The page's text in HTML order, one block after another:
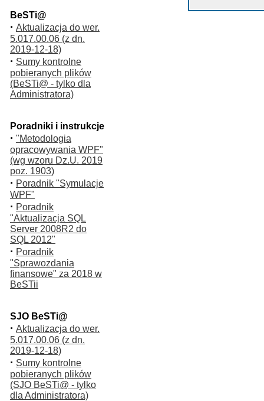
BeSTi@
· Aktualizacja do wer.
5.017.00.06 (z dn.
2019-12-18)
· Sumy kontrolne
pobieranych plików
(BeSTi@ - tylko dla
Administratora)
Poradniki i instrukcje
· "Metodologia
opracowywania WPF"
(wg wzoru Dz.U. 2019
poz. 1903)
· Poradnik "Symulacje
WPF"
· Poradnik
"Aktualizacja SQL
Server 2008R2 do
SQL 2012"
· Poradnik
"Sprawozdania
finansowe" za 2018 w
BeSTii
SJO BeSTi@
· Aktualizacja do wer.
5.017.00.06 (z dn.
2019-12-18)
· Sumy kontrolne
pobieranych plików
(SJO BeSTi@ - tylko
dla Administratora)